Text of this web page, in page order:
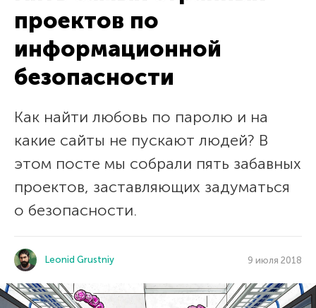
проектов по
информационной
безопасности
Как найти любовь по паролю и на
какие сайты не пускают людей? В
этом посте мы собрали пять забавных
проектов, заставляющих задуматься
о безопасности.
Leonid Grustniy 9 июля 2018